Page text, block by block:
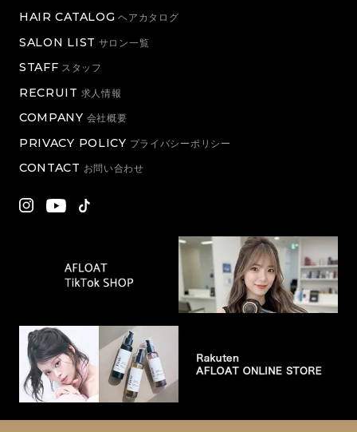
HAIR CATALOG ヘアカタログ
SALON LIST サロン一覧
STAFF スタッフ
RECRUIT 求人情報
COMPANY 会社概要
PRIVACY POLICY プライバシーポリシー
CONTACT お問い合わせ